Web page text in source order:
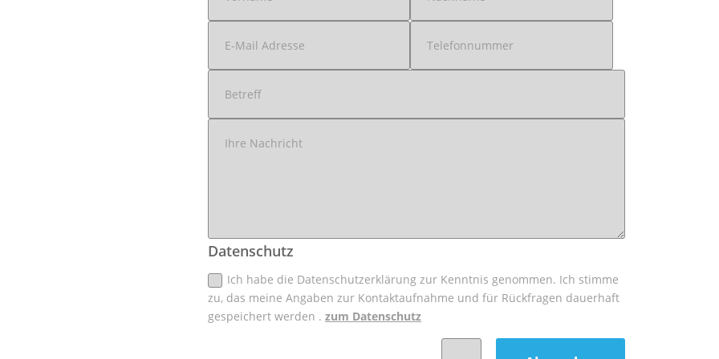
Datenschutz
Ich habe die Datenschutzerklärung zur Kenntnis genommen. Ich stimme
zu, das meine Angaben zur Kontaktaufnahme und für Rückfragen dauerhaft
gespeichert werden . zum Datenschutz